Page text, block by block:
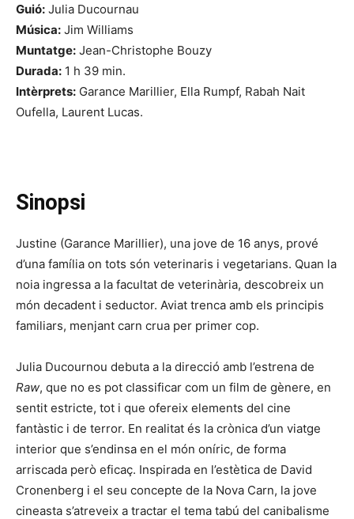
Guió: Julia Ducournau
Música: Jim Williams
Muntatge: Jean-Christophe Bouzy
Durada: 1 h 39 min.
Intèrprets: Garance Marillier, Ella Rumpf, Rabah Nait
Oufella, Laurent Lucas.
Sinopsi
Justine (Garance Marillier), una jove de 16 anys, prové
d’una família on tots són veterinaris i vegetarians. Quan la
noia ingressa a la facultat de veterinària, descobreix un
món decadent i seductor. Aviat trenca amb els principis
familiars, menjant carn crua per primer cop.
Julia Ducournou debuta a la direcció amb l’estrena de
Raw, que no es pot classificar com un film de gènere, en
sentit estricte, tot i que ofereix elements del cine
fantàstic i de terror. En realitat és la crònica d’un viatge
interior que s’endinsa en el món oníric, de forma
arriscada però eficaç. Inspirada en l’estètica de David
Cronenberg i el seu concepte de la Nova Carn, la jove
cineasta s’atreveix a tractar el tema tabú del canibalisme